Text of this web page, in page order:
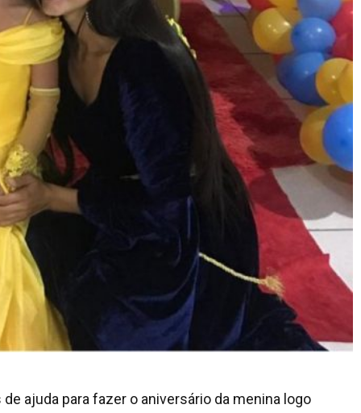
ajuda para fazer o aniversário da menina logo